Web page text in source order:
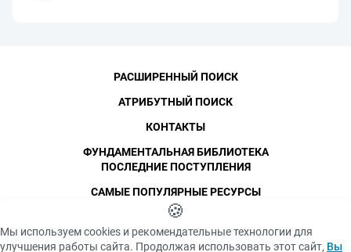
СПбПУ, 1996-2026
Авторские права и персональные данные
Фотографии размещены с согласия
РАСШИРЕННЫЙ ПОИСК
АТРИБУТНЫЙ ПОИСК
КОНТАКТЫ
ФУНДАМЕНТАЛЬНАЯ БИБЛИОТЕКА
ПОСЛЕДНИЕ ПОСТУПЛЕНИЯ
САМЫЕ ПОПУЛЯРНЫЕ РЕСУРСЫ
🍪
Мы используем cookies и рекомендательные технологии для
улучшения работы сайта. Продолжая использовать этот сайт, Вы